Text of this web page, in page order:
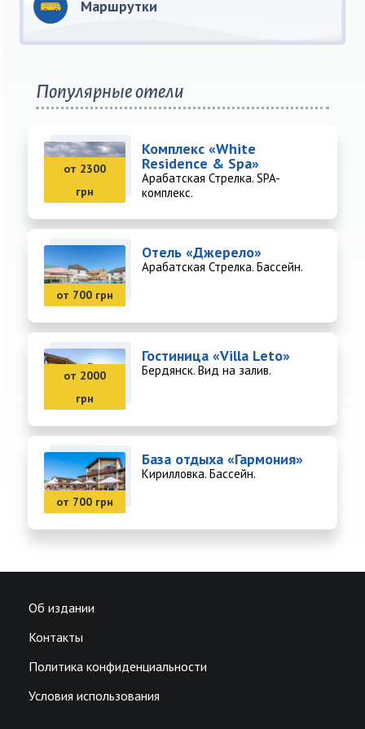
Маршрутки
Популярные отели
от 2300
грн
Комплекс «White
Residence & Spa»
Арабатская Стрелка. SPA-
комплекс.
от 700 грн
Отель «Джерело»
Арабатская Стрелка. Бассейн.
от 2000
грн
Гостиница «Villa Leto»
Бердянск. Вид на залив.
от 700 грн
База отдыха «Гармония»
Кирилловка. Бассейн.
Об издании
Контакты
Политика конфиденциальности
Условия использования